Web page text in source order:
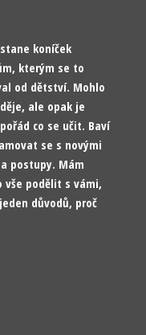
koníček
kterým se to
od dětství. Mohlo
ale opak je
co se učit. Baví
se s novými
postupy. Mám
vše podělit s vámi,
důvodů, proč